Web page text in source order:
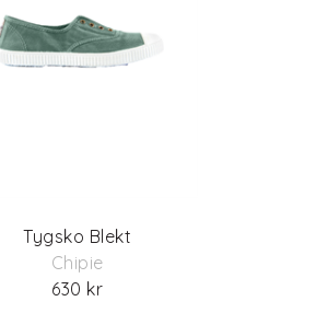
Tygsko Blekt
Chipie
630 kr